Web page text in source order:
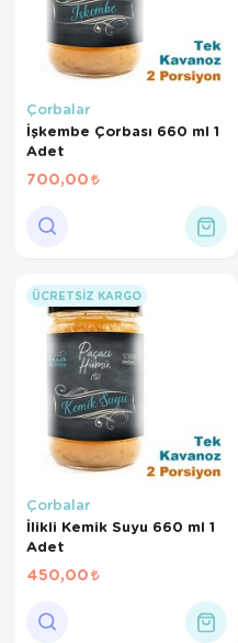
Çorbalar
İşkembe Çorbası 660 ml 1
Adet
700,00
ÜCRETSIZ KARGO
Çorbalar
İlikli Kemik Suyu 660 ml 1
Adet
450,00